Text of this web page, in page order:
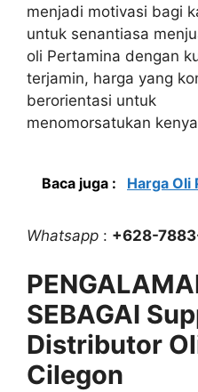
menjadi motivasi bagi
untuk senantiasa
oli Pertamina dengan
terjamin, harga yang
berorientasi untuk
menomorsatukan
Baca juga : Harga Oli
Whatsapp : +628-
SEBAGAI
Distributor
Cilegon